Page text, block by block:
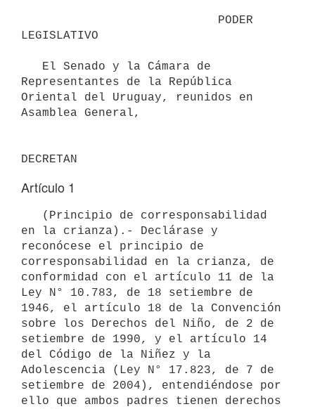
LEGISLATIVO
Representantes de la República
Oriental del Uruguay, reunidos en
Asamblea General,
Artículo 1
en la crianza).- Declárase y
reconócese el principio de
corresponsabilidad en la crianza, de
conformidad con el artículo 11 de la
Ley N° 10.783, de 18 setiembre de
1946, el artículo 18 de la Convención
sobre los Derechos del Niño, de 2 de
setiembre de 1990, y el artículo 14
del Código de la Niñez y la
Adolescencia (Ley N° 17.823, de 7 de
setiembre de 2004), entendiéndose por
ello que ambos padres tienen derechos